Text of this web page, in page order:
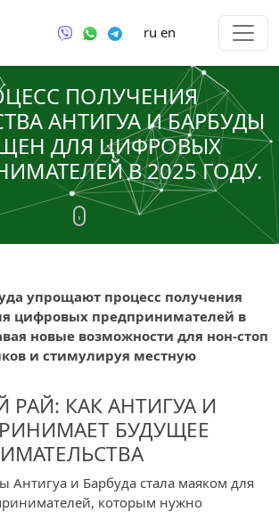
ru en
ПОЛУЧЕНИЯ
АНТИГУА И БАРБУДЫ
ДЛЯ ЦИФРОВЫХ
В 2025 ГОДУ.
упрощают процесс получения
цифровых предпринимателей в
новые возможности для нон-стоп
и стимулируя местную
КАК АНТИГУА И
БУДУЩЕЕ
Антигуа и Барбуда стала маяком для
которым нужно